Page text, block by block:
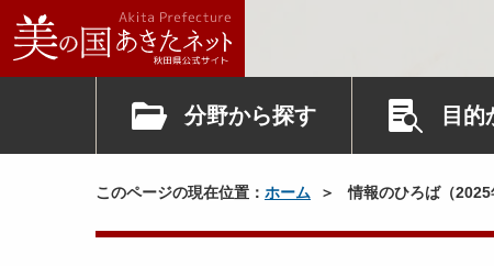
分野から探す 目的
このページの現在位置： ホーム 情報のひろば（2025